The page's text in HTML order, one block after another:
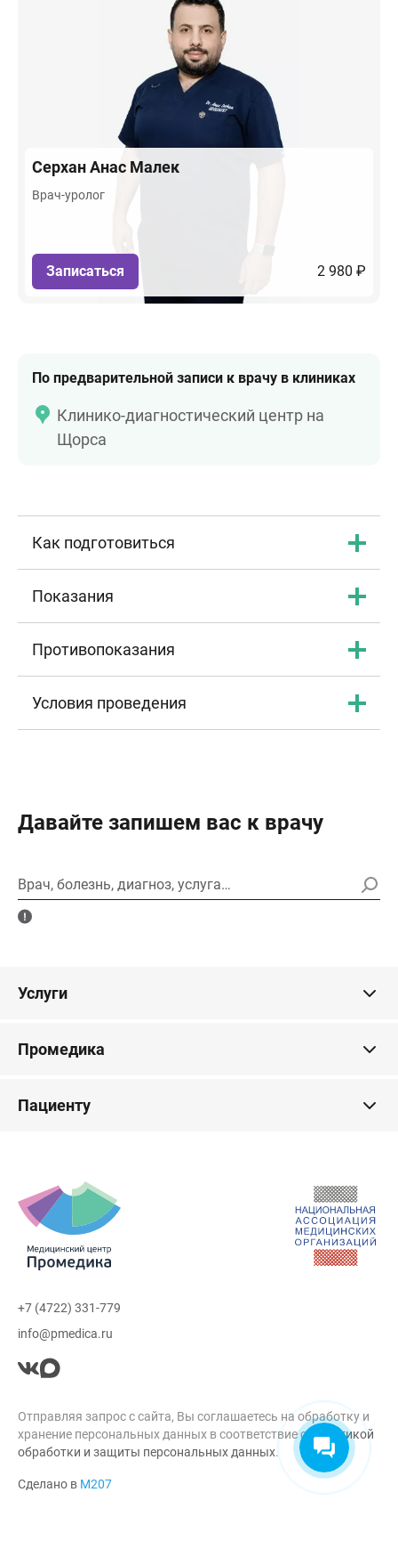
СерханАнас Малек
Врач-уролог
Записаться 2 980 ₽
По предварительной записи к врачу в клиниках
Клинико-диагностический центр на
Щорса
Как подготовиться
Показания
Противопоказания
Условия проведения
Давайте запишем вас к врачу
Врач, болезнь, диагноз, услуга…
Услуги
Промедика
Пациенту
+7 (4722) 331-779
info@pmedica.ru
Отправляя запрос с сайта, Вы соглашаетесь на обработку и
хранение персональных данных в соответствие с Политикой
обработки и защиты персональных данных.
Сделано в М207